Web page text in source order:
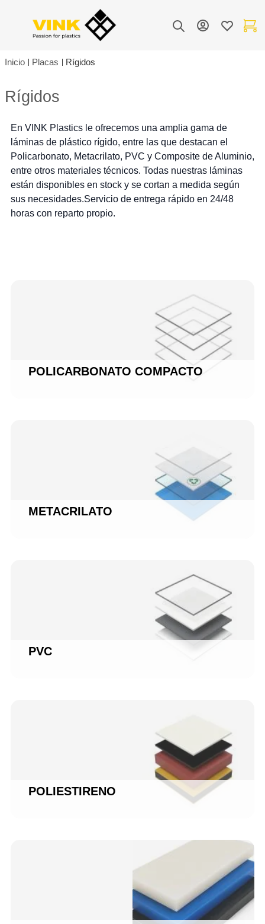
Lista de
Mi cuenta Mi
Inicio Placas Rígidos
Rígidos
En VINK Plastics le ofrecemos una amplia gama de
láminas de plástico rígido, entre las que destacan el
Policarbonato, Metacrilato, PVC y Composite de Aluminio,
entre otros materiales técnicos. Todas nuestras láminas
están disponibles en stock y se cortan a medida según
sus necesidades.Servicio de entrega rápido en 24/48
horas con reparto propio.
POLICARBONATO COMPACTO
METACRILATO
PVC
POLIESTIRENO